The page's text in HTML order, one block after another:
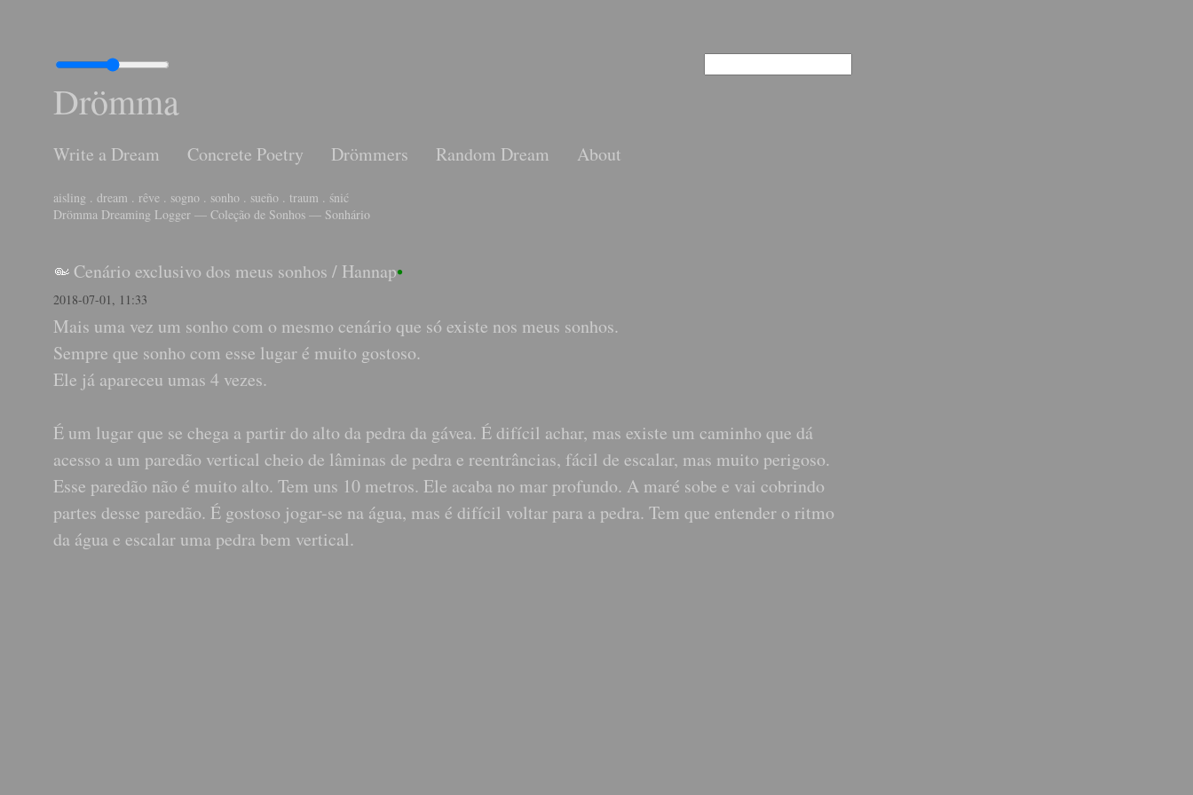
Drömma
Write a Dream Concrete Poetry Drömmers Random Dream About
aisling . dream . rêve . sogno . sonho . sueño . traum . śnić
Drömma Dreaming Logger — Coleção de Sonhos — Sonhário
Cenário exclusivo dos meus sonhos / Hannap•
2018-07-01, 11:33
Mais uma vez um sonho com o mesmo cenário que só existe nos meus sonhos.
Sempre que sonho com esse lugar é muito gostoso.
Ele já apareceu umas 4 vezes.
É um lugar que se chega a partir do alto da pedra da gávea. É difícil achar, mas existe um caminho que dá
acesso a um paredão vertical cheio de lâminas de pedra e reentrâncias, fácil de escalar, mas muito perigoso.
Esse paredão não é muito alto. Tem uns 10 metros. Ele acaba no mar profundo. A maré sobe e vai cobrindo
partes desse paredão. É gostoso jogar-se na água, mas é difícil voltar para a pedra. Tem que entender o ritmo
da água e escalar uma pedra bem vertical.